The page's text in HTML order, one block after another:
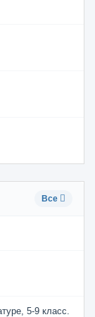
Все
5-9 класс.